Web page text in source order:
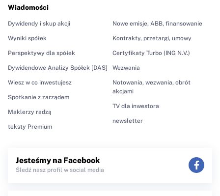
Wiadomości
Dywidendy i skup akcji
Wyniki spółek
Perspektywy dla spółek
Dywidendowe Analizy Spółek [DAS]
Wiesz w co inwestujesz
Spotkanie z zarządem
Maklerzy radzą
teksty Premium
Nowe emisje, ABB, finansowanie
Kontrakty, przetargi, umowy
Certyfikaty Turbo (ING N.V.)
Wezwania
Notowania, wezwania, obrót
akcjami
TV dla inwestora
newsletter
Jesteśmy na Facebook
Śledź nasz profil w social media